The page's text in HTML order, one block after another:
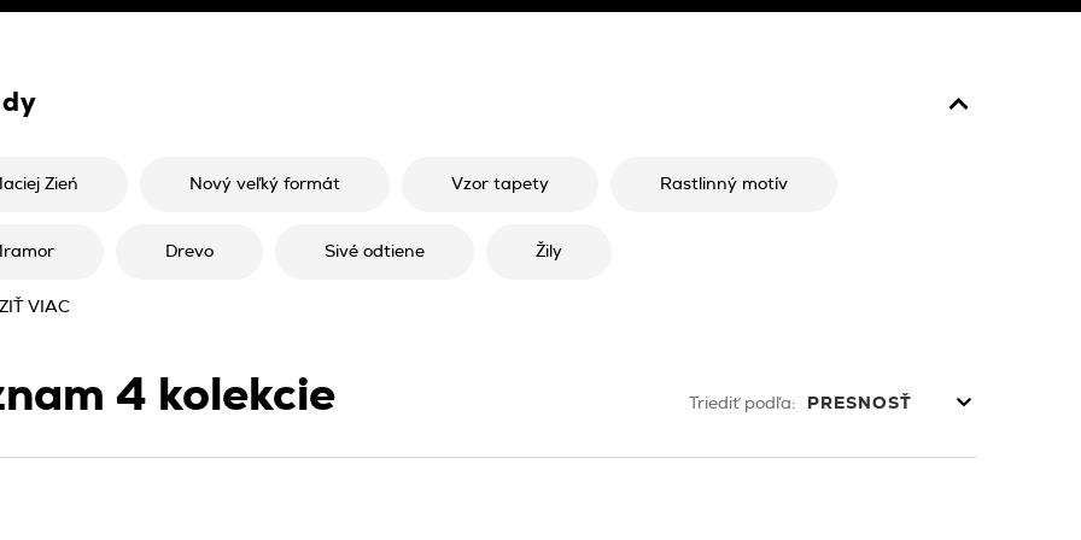
Zień Nový veľký formát Vzor tapety Rastlinný motív
Drevo Sivé odtiene Žily
VIAC
4 kolekcie Triediť podľa: PRESNOSŤ